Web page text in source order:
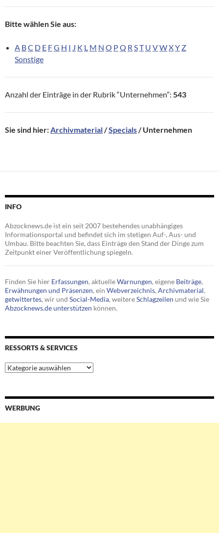
Bitte wählen Sie aus:
A BC D E FG H I J K L M N O PQ R ST U VWXY Z
Sonstige
Anzahl der Einträge in der Rubrik “Unternehmen”: 543
Sie sind hier:Archivmaterial/Specials/ Unternehmen
INFO
Abzocknews.de ist ein seit 2007 bestehendes unabhängiges
Informationsportal und befindet sich im stetigen Auf-, Aus- und
Umbau. Bitte beachten Sie, dass Einträge den Stand der Dinge zum
Zeitpunkt einer Veröffentlichung spiegeln.
Finden Sie hier Erfassungen, aktuelleWarnungen, eigene Beiträge,
Erwähnungen und Präsenzen, ein Webverzeichnis, Archivmaterial,
getwittertes, wir und Social-Media, weitereSchlagzeilen und wie Sie
Abzocknews.de unterstützen können.
RESSORTS & SERVICES
Ressorts
&
WERBUNG